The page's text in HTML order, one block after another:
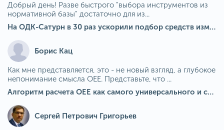
Добрый день! Разве быстрого "выбора инструментов из
нормативной базы" достаточно для из...
На ОДК-Сатурн в 30 раз ускорили подбор средств измерения для контроля качества продукции
Борис Кац
Как мне представляется, это - не новый взгляд, а глубокое
непонимание смысла OEE. Представьте, что ...
Алгоритм расчета ОЕЕ как самого универсального и современного показателя эффективности оборудования в мире
Сергей Петрович Григорьев